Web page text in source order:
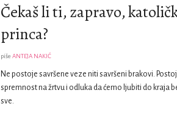
Čekaš li ti, zapravo,
princa?
piše ANTEJA NAKIĆ
Ne postoje savršene veze niti savršeni brakovi.
spremnost na žrtvu i odluka da ćemo ljubiti do kraja
sve.